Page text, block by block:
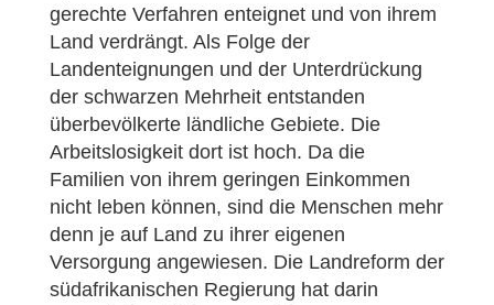
gerechte Verfahren enteignet und von ihrem
Land verdrängt. Als Folge der
Landenteignungen und der Unterdrückung
der schwarzen Mehrheit entstanden
überbevölkerte ländliche Gebiete. Die
Arbeitslosigkeit dort ist hoch. Da die
Familien von ihrem geringen Einkommen
nicht leben können, sind die Menschen mehr
denn je auf Land zu ihrer eigenen
Versorgung angewiesen. Die Landreform der
südafrikanischen Regierung hat darin